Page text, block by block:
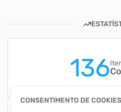
CONSENTIMENTO DE COOKIES
136